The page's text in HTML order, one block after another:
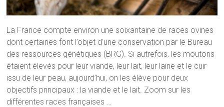
La France compte environ une soixantaine de races ovines
dont certaines font l’objet d’une conservation par le Bureau
des ressources génétiques (BRG). Si autrefois, les moutons
étaient élevés pour leur viande, leur lait, leur laine et le cuir
issu de leur peau, aujourd’hui, on les élève pour deux
objectifs principaux : la viande et le lait. Zoom sur les
différentes races françaises …